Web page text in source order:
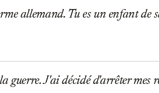
allemand. Tu es un enfant de
guerre. J'ai décidé d'arrêter mes